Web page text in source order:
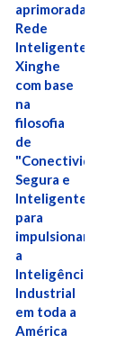
aprimorada
Rede
Inteligente
Xinghe
com base
na
filosofia
de
"Conectividade
Segura e
Inteligente"
para
impulsionar
a
Inteligência
Industrial
em toda a
América